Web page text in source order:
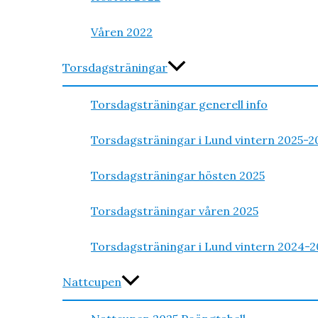
Våren 2022
Torsdagsträningar
Torsdagsträningar generell info
Torsdagsträningar i Lund vintern 2025-
Torsdagsträningar hösten 2025
Torsdagsträningar våren 2025
Torsdagsträningar i Lund vintern 2024-
Nattcupen